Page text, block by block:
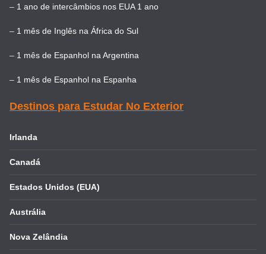
– 1 ano de intercâmbios nos EUA 1 ano
– 1 mês de Inglês na África do Sul
– 1 mês de Espanhol na Argentina
– 1 mês de Espanhol na Espanha
Destinos para Estudar No Exterior
Irlanda
Canadá
Estados Unidos (EUA)
Austrália
Nova Zelândia